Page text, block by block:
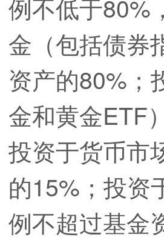
例不低于80%
金（包括债券
资产的80%；
金和黄金ETF
投资于货币市
的15%；投资
例不超过基金